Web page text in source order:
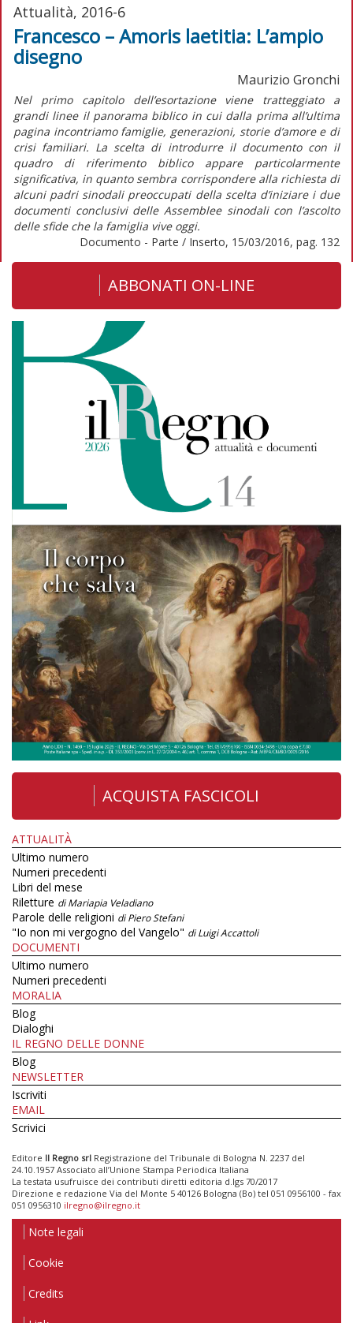
Attualità, 2016-6
Francesco – Amoris laetitia: L’ampio
disegno
Maurizio Gronchi
Nel primo capitolo dell’esortazione viene tratteggiato a
grandi linee il panorama biblico in cui dalla prima all’ultima
pagina incontriamo famiglie, generazioni, storie d’amore e di
crisi familiari. La scelta di introdurre il documento con il
quadro di riferimento biblico appare particolarmente
significativa, in quanto sembra corrispondere alla richiesta di
alcuni padri sinodali preoccupati della scelta d’iniziare i due
documenti conclusivi delle Assemblee sinodali con l’ascolto
delle sfide che la famiglia vive oggi.
Documento - Parte / Inserto, 15/03/2016, pag. 132
ABBONATI ON-LINE
ACQUISTA FASCICOLI
ATTUALITÀ
Ultimo numero
Numeri precedenti
Libri del mese
Riletture di Mariapia Veladiano
Parole delle religioni di Piero Stefani
"Io non mi vergogno del Vangelo" di Luigi Accattoli
DOCUMENTI
Ultimo numero
Numeri precedenti
MORALIA
Blog
Dialoghi
IL REGNO DELLE DONNE
Blog
NEWSLETTER
Iscriviti
EMAIL
Scrivici
Editore Il Regno srl Registrazione del Tribunale di Bologna N. 2237 del
24.10.1957 Associato all’Unione Stampa Periodica Italiana
La testata usufruisce dei contributi diretti editoria d.lgs 70/2017
Direzione e redazione Via del Monte 5 40126 Bologna (Bo) tel 051 0956100 - fax
051 0956310 ilregno@ilregno.it
Note legali
Cookie
Credits